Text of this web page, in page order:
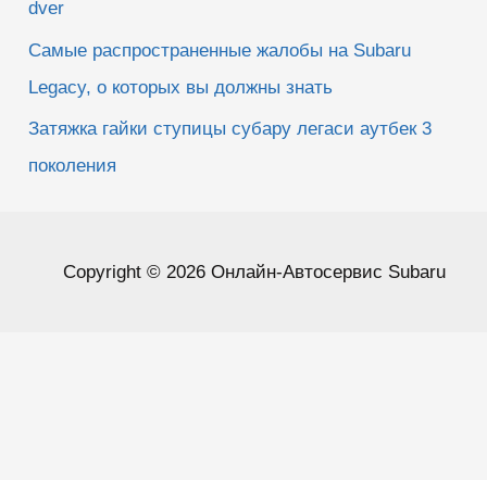
dver
Самые распространенные жалобы на Subaru
Legacy, о которых вы должны знать
Затяжка гайки ступицы субару легаси аутбек 3
поколения
Copyright © 2026 Онлайн-Автосервис Subaru